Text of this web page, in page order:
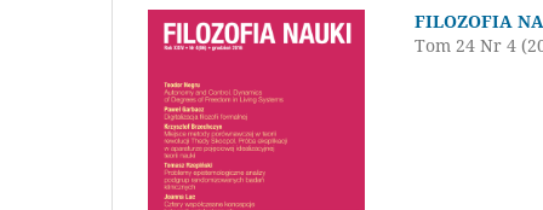
FILOZOFIA
Tom 24 Nr 4